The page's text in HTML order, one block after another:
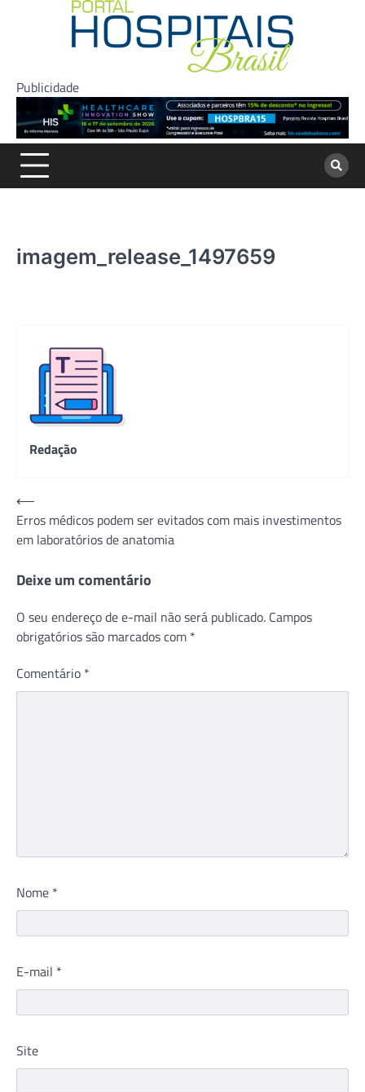
Publicidade
imagem_release_1497659
Redação
Navegação
de
Post
⟵
Erros médicos podem ser evitados com mais investimentos
em laboratórios de anatomia
Deixe um comentário
O seu endereço de e-mail não será publicado. Campos
obrigatórios são marcados com *
Comentário *
Nome *
E-mail *
Site